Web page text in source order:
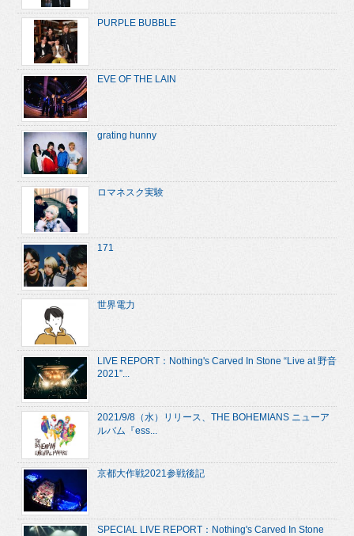
PURPLE BUBBLE
EVE OF THE LAIN
grating hunny
ロマネスク実験
171
世界電力
LIVE REPORT：Nothing's Carved In Stone “Live at 野音
2021”...
2021/9/8（水）リリース、THE BOHEMIANS ニューア
ルバム『ess...
京都大作戦2021参戦後記
SPECIAL LIVE REPORT：Nothing's Carved In Stone